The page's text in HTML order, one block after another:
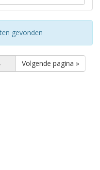
gevonden
Volgende pagina »